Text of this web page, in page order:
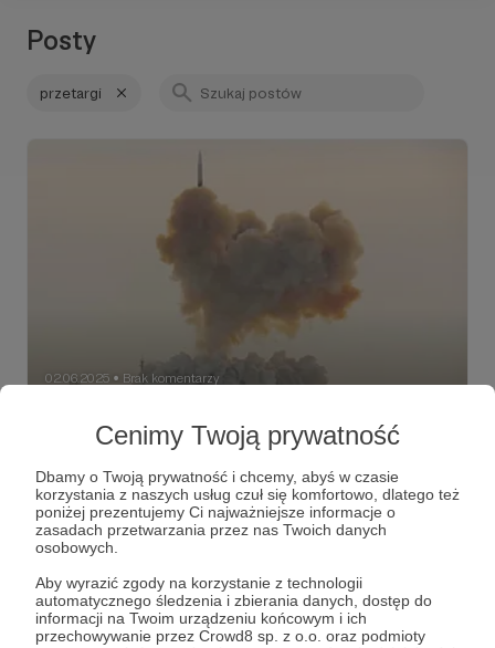
Cenimy Twoją prywatność
Dbamy o Twoją prywatność i chcemy, abyś w czasie
korzystania z naszych usług czuł się komfortowo, dlatego też
poniżej prezentujemy Ci najważniejsze informacje o
zasadach przetwarzania przez nas Twoich danych
osobowych.
Aby wyrazić zgody na korzystanie z technologii
automatycznego śledzenia i zbierania danych, dostęp do
informacji na Twoim urządzeniu końcowym i ich
przechowywanie przez Crowd8 sp. z o.o. oraz podmioty
Posty
przetargi
02.06.2025 ● Brak komentarzy
Wtopa
Szanowni, wiem, że zajmują Was wybory, a w kwestii
ukraińskiej wczorajszy pogrom rosyjskiego lotnictwa
strategicznego. Odniosę się do obu kwestii, obiecuję.
Najpierw jednak temat z ubiegłego tygodnia, istotny na
tyle, że nie powinien uciec Waszej uwadze.
Awangard Jasnyj nuklearna triada +5